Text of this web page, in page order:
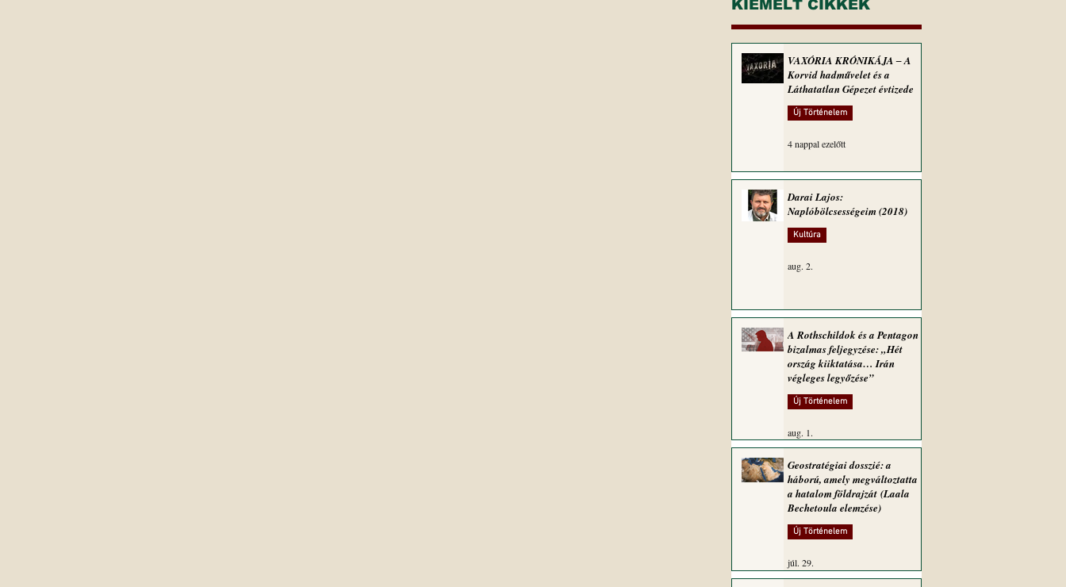
KIEMELT CIKKEK
VAXÓRIA KRÓNIKÁJA ‒ A
Korvid hadművelet és a
Láthatatlan Gépezet évtizede
Új Történelem
4 nappal ezelőtt
Darai Lajos:
Naplóbölcsességeim (2018)
Kultúra
aug. 2.
A Rothschildok és a Pentagon
bizalmas feljegyzése: „Hét
ország kiiktatása… Irán
végleges legyőzése”
Új Történelem
aug. 1.
Geostratégiai dosszié: a
háború, amely megváltoztatta
a hatalom földrajzát (Laala
Bechetoula elemzése)
Új Történelem
júl. 29.